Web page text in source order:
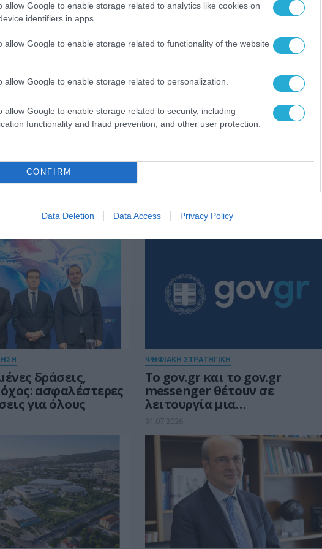
allow Google to enable storage related to analytics like cookies on
identifiers in apps.
allow Google to enable storage related to functionality of the website
allow Google to enable storage related to personalization.
allow Google to enable storage related to security, including
functionality and fraud prevention, and other user protection.
CONFIRM
Data Deletion Data Access Privacy Policy
κυκλοφορίας στη Θεσσαλονίκη είτε είναι το
Νεάπολη” στον βορειοδυτικό άξονα
και το “Θεσσαλονίκη-Έδεσσα”. Άρα,
κρίσιμα έργα, κρίσιμες υποδομές, που πολύ σωστά
με κάθε τρόπο, με κάθε δυνητικό
αποδοθούν στην κοινωνία».
δράσεις,
ασφαλέστερες
για όλους
ΨΗΦΙΑΚΗ ΣΤΡΑΤΗΓΙΚΗ
Το gov.gr και το gov.gr
messenger θέτουν σε
λειτουργία μια
προσωποποιημένη και ενιαία
εμπειρία εξυπηρέτησης
πολιτών και επιχειρήσεων
31.07.2026